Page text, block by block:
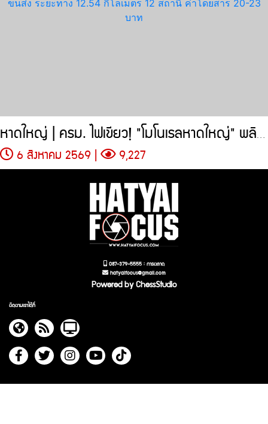
หาดใหญ่ | ครม. ไฟเขียว! "โมโนเรลหาดใหญ่" พลิกโฉมการขนส่ง
6 สิงหาคม 2569 | 9,227
087-379-5555 : การตลาด
hatyaifocus@gmail.com
Powered by ChessStudio
ติดตามเราได้ที่